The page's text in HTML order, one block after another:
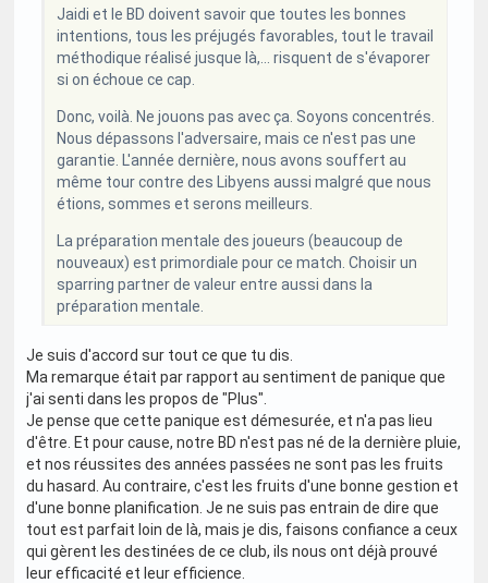
Jaidi et le BD doivent savoir que toutes les bonnes
intentions, tous les préjugés favorables, tout le travail
méthodique réalisé jusque là,... risquent de s'évaporer
si on échoue ce cap.
Donc, voilà. Ne jouons pas avec ça. Soyons concentrés.
Nous dépassons l'adversaire, mais ce n'est pas une
garantie. L'année dernière, nous avons souffert au
même tour contre des Libyens aussi malgré que nous
étions, sommes et serons meilleurs.
La préparation mentale des joueurs (beaucoup de
nouveaux) est primordiale pour ce match. Choisir un
sparring partner de valeur entre aussi dans la
préparation mentale.
Je suis d'accord sur tout ce que tu dis.
Ma remarque était par rapport au sentiment de panique que
j'ai senti dans les propos de "Plus".
Je pense que cette panique est démesurée, et n'a pas lieu
d'être. Et pour cause, notre BD n'est pas né de la dernière pluie,
et nos réussites des années passées ne sont pas les fruits
du hasard. Au contraire, c'est les fruits d'une bonne gestion et
d'une bonne planification. Je ne suis pas entrain de dire que
tout est parfait loin de là, mais je dis, faisons confiance a ceux
qui gèrent les destinées de ce club, ils nous ont déjà prouvé
leur efficacité et leur efficience.